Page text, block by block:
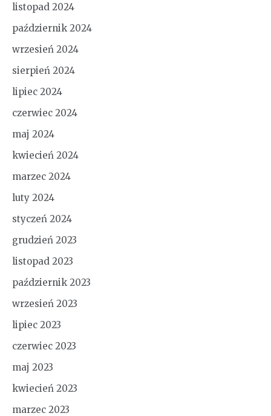
listopad 2024
październik 2024
wrzesień 2024
sierpień 2024
lipiec 2024
czerwiec 2024
maj 2024
kwiecień 2024
marzec 2024
luty 2024
styczeń 2024
grudzień 2023
listopad 2023
październik 2023
wrzesień 2023
lipiec 2023
czerwiec 2023
maj 2023
kwiecień 2023
marzec 2023